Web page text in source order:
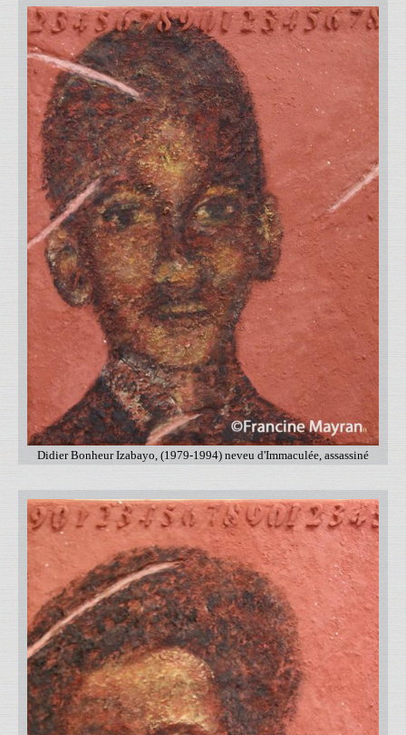
Didier Bonheur Izabayo, (1979-1994) neveu d'Immaculée, assassiné